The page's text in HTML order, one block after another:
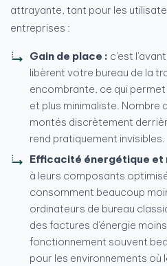
attrayante, tant pour les
entreprises :
Gain de place : c'est
libèrent votre bureau de la
encombrante, ce qui
et plus minimaliste. Nombre
montés discrètement
rend pratiquement invisibles.
Efficacité énergétique et
à leurs composants
consomment beaucoup
ordinateurs de bureau
des factures d'énergie
fonctionnement souvent
pour les environnements où